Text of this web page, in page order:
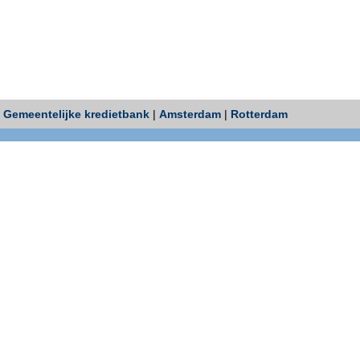
Gemeentelijke kredietbank | Amsterdam | Rotterdam